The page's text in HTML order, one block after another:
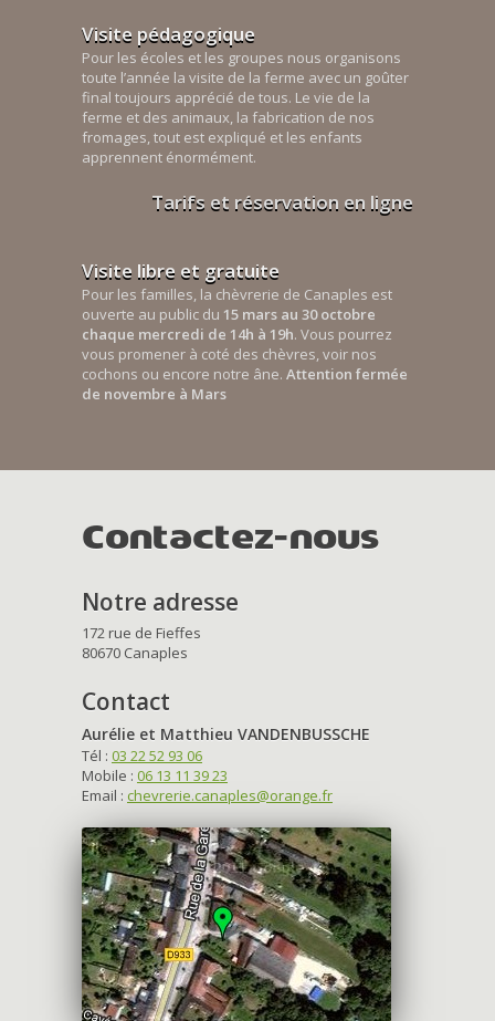
Visite pédagogique
Pour les écoles et les groupes nous organisons
toute l’année la visite de la ferme avec un goûter
final toujours apprécié de tous. Le vie de la
ferme et des animaux, la fabrication de nos
fromages, tout est expliqué et les enfants
apprennent énormément.
Tarifs et réservation en ligne
Visite libre et gratuite
Pour les familles, la chèvrerie de Canaples est
ouverte au public du 15 mars au 30 octobre
chaque mercredi de 14h à 19h. Vous pourrez
vous promener à coté des chèvres, voir nos
cochons ou encore notre âne. Attention fermée
de novembre à Mars
Contactez-nous
Notre adresse
172 rue de Fieffes
80670 Canaples
Contact
Aurélie et Matthieu VANDENBUSSCHE
Tél : 03 22 52 93 06
Mobile : 06 13 11 39 23
Email : chevrerie.canaples@orange.fr